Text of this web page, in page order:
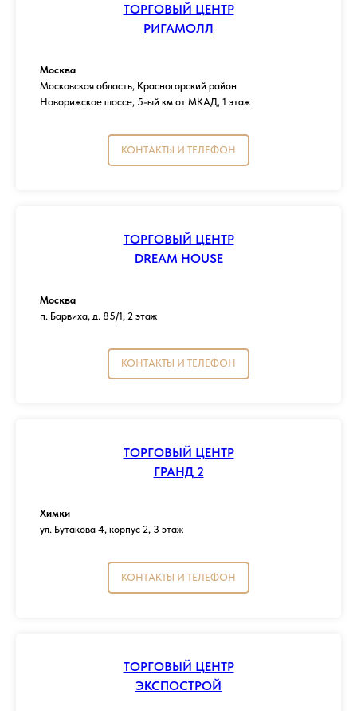
ТОРГОВЫЙ ЦЕНТР
РИГАМОЛЛ
Москва
Московская область, Красногорский район
Новорижское шоссе, 5-ый км от МКАД, 1 этаж
КОНТАКТЫ И ТЕЛЕФОН
ТОРГОВЫЙ ЦЕНТР
DREAM HOUSE
Москва
п. Барвиха, д. 85/1, 2 этаж
КОНТАКТЫ И ТЕЛЕФОН
ТОРГОВЫЙ ЦЕНТР
ГРАНД 2
Химки
ул. Бутакова 4, корпус 2, 3 этаж
КОНТАКТЫ И ТЕЛЕФОН
ТОРГОВЫЙ ЦЕНТР
ЭКСПОСТРОЙ